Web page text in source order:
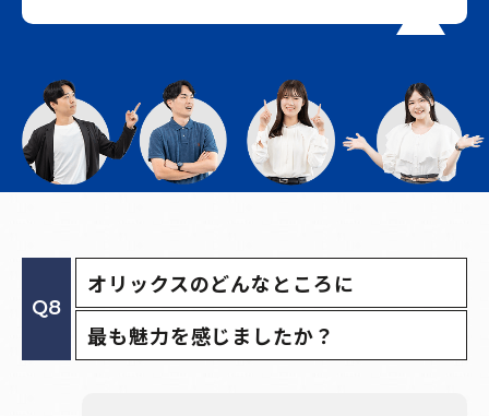
Q8
オリックスのどんなところに
最も魅力を感じましたか？